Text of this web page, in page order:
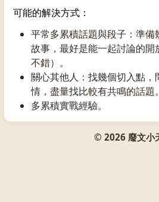
可能的解決方式：
平常多累積話題與段子：準
故事，最好是能一起討論的
不錯）。
關心其他人：找幾個切入點，
情，盡量找比較有共鳴的話題。
多累積實戰經驗。
© 2026 廢文小